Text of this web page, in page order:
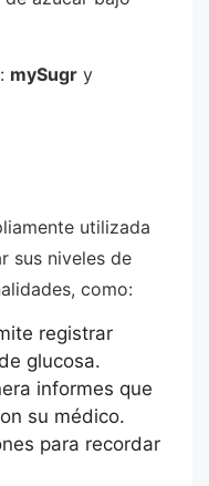
mySugr y
utilizada
sus niveles de
como:
registrar
glucosa.
informes que
su médico.
para recordar